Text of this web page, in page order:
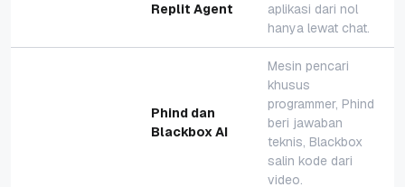
Replit Agent
aplikasi dari nol
hanya lewat chat.
Phind dan
Blackbox AI
Mesin pencari
khusus
programmer, Phind
beri jawaban
teknis, Blackbox
salin kode dari
video.